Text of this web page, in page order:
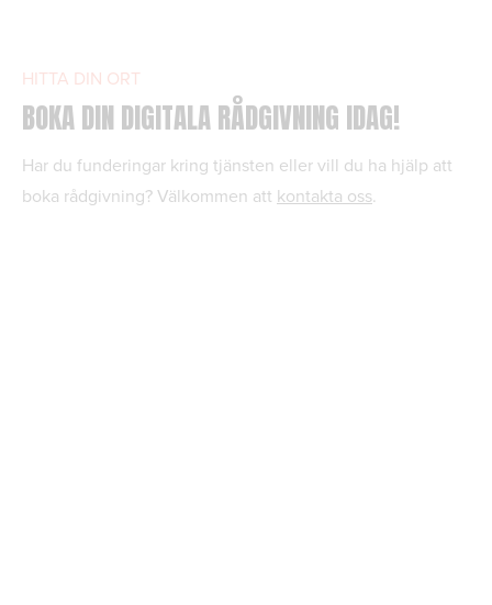
HITTA DIN ORT
BOKA DIN DIGITALA RÅDGIVNING IDAG!
Har du funderingar kring tjänsten eller vill du ha hjälp att
boka rådgivning? Välkommen att kontakta oss.